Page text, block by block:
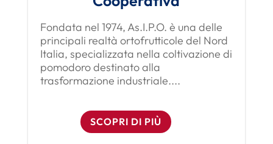
Fondata nel 1974, As.I.P.O. è una delle
principali realtà ortofrutticole del Nord
Italia, specializzata nella coltivazione di
pomodoro destinato alla
trasformazione industriale....
SCOPRI DI PIÙ